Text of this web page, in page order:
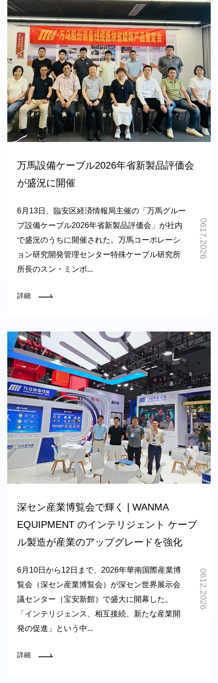
万馬設備ケーブル2026年省新製品評価会
が盛況に開催
6月13日、臨安区経済情報局主催の「万馬グルー
プ設備ケーブル2026年省新製品評価会」が社内
で盛況のうちに開催された。万馬コーポレーシ
ョン研究開発管理センター特殊ケーブル研究所
所長のスン・ミンボ...
詳細
0617,2026
深セン産業博覧会で輝く | WANMA
EQUIPMENT のインテリジェント ケーブ
ル製造が産業のアップグレードを強化
6月10日から12日まで、2026年華南国際産業博
覧会（深セン産業博覧会）が深セン世界展示会
議センター（宝安新館）で盛大に開幕した。
「インテリジェンス、相互接続、新たな産業開
発の促進」という中...
詳細
0612,2026